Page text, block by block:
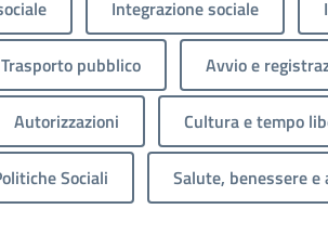
Integrazione sociale
Trasporto pubblico Avvio e
Autorizzazioni Cultura e tempo
Sociali Salute, benessere e